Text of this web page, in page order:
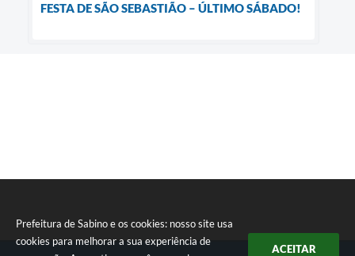
Prefeitura de Sabino e os cookies: nosso site usa
cookies para melhorar a sua experiência de
ACEITAR
FESTA DE SÃO SEBASTIÃO – ÚLTIMO SÁBADO!